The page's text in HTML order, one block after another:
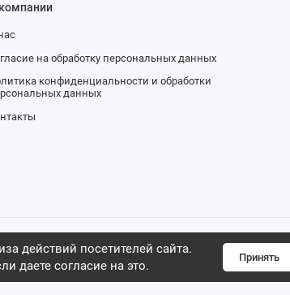
действий посетителей сайта.
даете согласие на это.
Принять
на обработку персональных данных
конфиденциальности и обработки
данных